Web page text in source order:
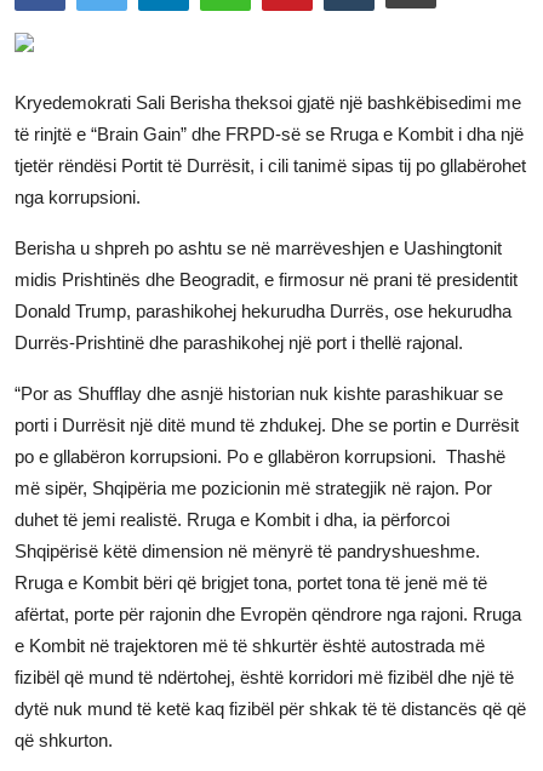
LAJME NGA BOTA
SPORT
SHENDETI
Gallery
Shqip
Kryedemokrati Sali Berisha theksoi gjatë një bashkëbisedimi me
të rinjtë e “Brain Gain” dhe FRPD-së se Rruga e Kombit i dha një
tjetër rëndësi Portit të Durrësit, i cili tanimë sipas tij po gllabërohet
nga korrupsioni.
Berisha u shpreh po ashtu se në marrëveshjen e Uashingtonit
midis Prishtinës dhe Beogradit, e firmosur në prani të presidentit
Donald Trump, parashikohej hekurudha Durrës, ose hekurudha
Durrës-Prishtinë dhe parashikohej një port i thellë rajonal.
“Por as Shufflay dhe asnjë historian nuk kishte parashikuar se
porti i Durrësit një ditë mund të zhdukej. Dhe se portin e Durrësit
po e gllabëron korrupsioni. Po e gllabëron korrupsioni. Thashë
më sipër, Shqipëria me pozicionin më strategjik në rajon. Por
duhet të jemi realistë. Rruga e Kombit i dha, ia përforcoi
Shqipërisë këtë dimension në mënyrë të pandryshueshme.
Rruga e Kombit bëri që brigjet tona, portet tona të jenë më të
afërtat, porte për rajonin dhe Evropën qëndrore nga rajoni. Rruga
e Kombit në trajektoren më të shkurtër është autostrada më
fizibël që mund të ndërtohej, është korridori më fizibël dhe një të
dytë nuk mund të ketë kaq fizibël për shkak të të distancës që që
që shkurton.